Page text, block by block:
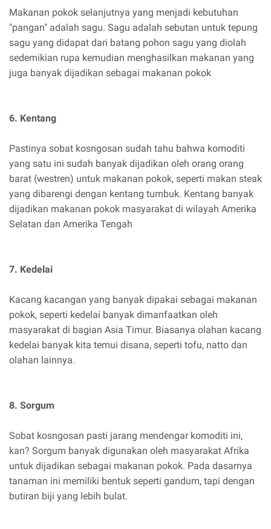
Makanan pokok selanjutnya yang menjadi kebutuhan
"pangan" adalah sagu. Sagu adalah sebutan untuk tepung
sagu yang didapat dari batang pohon sagu yang diolah
sedemikian rupa kemudian menghasilkan makanan yang
juga banyak dijadikan sebagai makanan pokok
6. Kentang
Pastinya sobat kosngosan sudah tahu bahwa komoditi
yang satu ini sudah banyak dijadikan oleh orang orang
barat (westren) untuk makanan pokok, seperti makan steak
yang dibarengi dengan kentang tumbuk. Kentang banyak
dijadikan makanan pokok masyarakat di wilayah Amerika
Selatan dan Amerika Tengah
7. Kedelai
Kacang kacangan yang banyak dipakai sebagai makanan
pokok, seperti kedelai banyak dimanfaatkan oleh
masyarakat di bagian Asia Timur. Biasanya olahan kacang
kedelai banyak kita temui disana, seperti tofu, natto dan
olahan lainnya.
8. Sorgum
Sobat kosngosan pasti jarang mendengar komoditi ini,
kan? Sorgum banyak digunakan oleh masyarakat Afrika
untuk dijadikan sebagai makanan pokok. Pada dasarnya
tanaman ini memiliki bentuk seperti gandum, tapi dengan
butiran biji yang lebih bulat.